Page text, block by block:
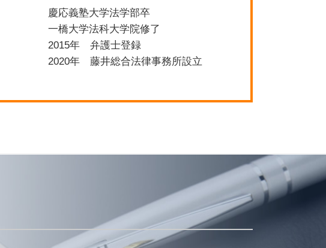
慶応義塾大学法学部卒
一橋大学法科大学院修了
2015年 弁護士登録
2020年 藤井総合法律事務所設立